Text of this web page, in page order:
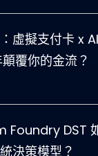
虛擬支付卡 x AI
覆你的金流？
Foundry DST
決策模型？